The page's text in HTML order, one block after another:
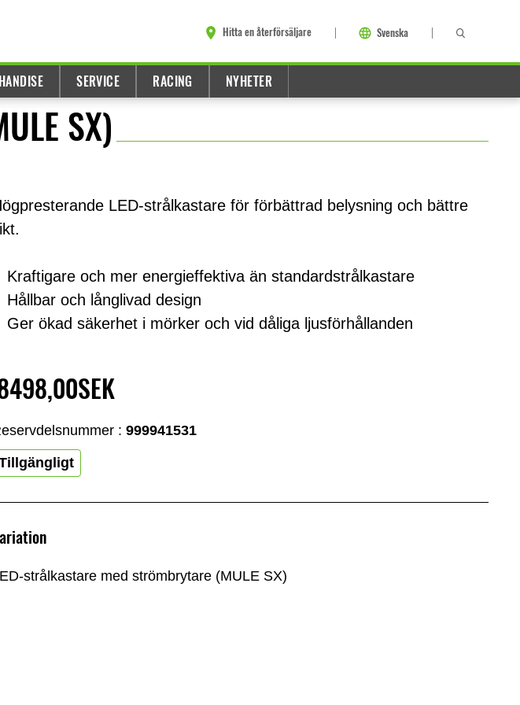
Hitta en återförsäljare Svenska
SERVICE RACING NYHETER
SX)
LED-strålkastare för förbättrad belysning och bättre
Kraftigare och mer energieffektiva än standardstrålkastare
Hållbar och långlivad design
Ger ökad säkerhet i mörker och vid dåliga ljusförhållanden
: 999941531
strålkastare med strömbrytare (MULE SX)